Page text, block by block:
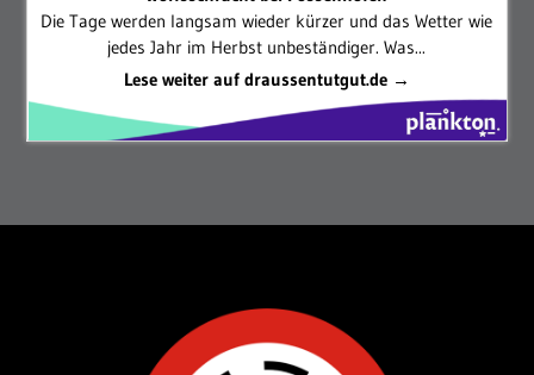
Die Tage werden langsam wieder kürzer und das Wetter wie
jedes Jahr im Herbst unbeständiger. Was...
Lese weiter auf draussentutgut.de →